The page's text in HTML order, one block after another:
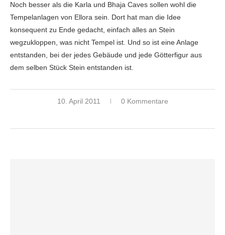
Noch besser als die Karla und Bhaja Caves sollen wohl die
Tempelanlagen von Ellora sein. Dort hat man die Idee
konsequent zu Ende gedacht, einfach alles an Stein
wegzukloppen, was nicht Tempel ist. Und so ist eine Anlage
entstanden, bei der jedes Gebäude und jede Götterfigur aus
dem selben Stück Stein entstanden ist.
10. April 2011 0 Kommentare